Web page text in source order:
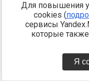
Для повышения
cookies (
сервисы
которые
Я